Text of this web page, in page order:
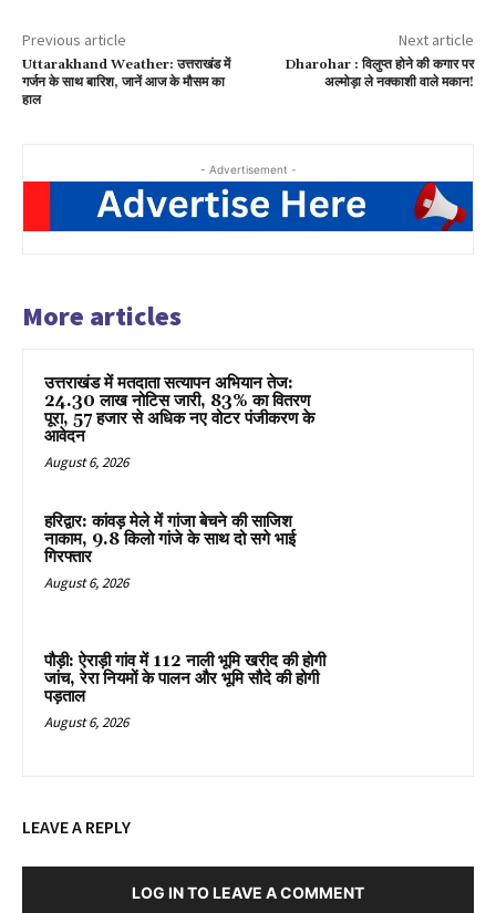
Previous article
Uttarakhand Weather: उत्तराखंड में
गर्जन के साथ बारिश, जानें आज के मौसम का
हाल
Next article
Dharohar : विलुप्त होने की कगार पर
अल्मोड़ा ले नक्काशी वाले मकान!
- Advertisement -
More articles
उत्तराखंड में मतदाता सत्यापन अभियान तेज:
24.30 लाख नोटिस जारी, 83% का वितरण
पूरा, 57 हजार से अधिक नए वोटर पंजीकरण के
आवेदन
August 6, 2026
हरिद्वार: कांवड़ मेले में गांजा बेचने की साजिश
नाकाम, 9.8 किलो गांजे के साथ दो सगे भाई
गिरफ्तार
August 6, 2026
पौड़ी: ऐराड़ी गांव में 112 नाली भूमि खरीद की होगी
जांच, रेरा नियमों के पालन और भूमि सौदे की होगी
पड़ताल
August 6, 2026
LEAVE A REPLY
LOG IN TO LEAVE A COMMENT